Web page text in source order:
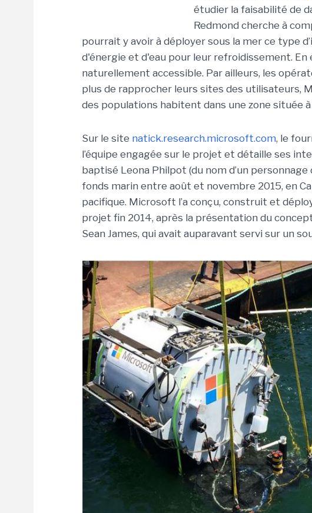
étudier la faisabilité de
Redmond cherche à
pourrait y avoir à déployer sous la mer ce type
d'énergie et d'eau pour leur refroidissement.
naturellement accessible. Par ailleurs, les
plus de rapprocher leurs sites des utilisateurs,
des populations habitent dans une zone située à
Sur le site natick.research.microsoft.com, le
l’équipe engagée sur le projet et détaille ses
baptisé Leona Philpot (du nom d’un
fonds marin entre août et novembre 2015, en
pacifique. Microsoft l’a conçu, construit et
projet fin 2014, après la présentation du
Sean James, qui avait auparavant servi sur un